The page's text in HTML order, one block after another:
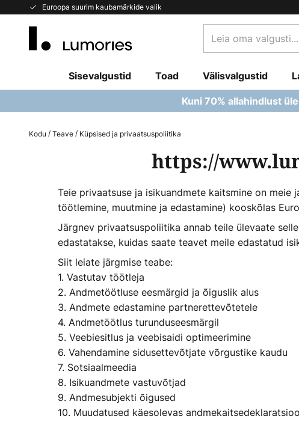
Euroopa suurim kaubamärkide valik
Skip
oma
Sisevalgustid Toad Välisvalgustid
Kuni 70% allahindlust
Kodu Teave Küpsised ja privaatsuspoliitika
https://
Teie privaatsuse ja isikuandmete kaitsmine on
töötlemine, muutmine ja edastamine) kooskõlas
Järgnev privaatsuspoliitika annab teile ülevaate
edastatakse, kuidas saate teavet meile edastatud
Siit leiate järgmise teabe:
1. Vastutav töötleja
2. Andmetöötluse eesmärgid ja õiguslik alus
3. Andmete edastamine partnerettevõtetele
4. Andmetöötlus turunduseesmärgil
5. Veebiesitlus ja veebisaidi optimeerimine
6. Vahendamine sidusettevõtjate võrgustike kaudu
7. Sotsiaalmeedia
8. Isikuandmete vastuvõtjad
9. Andmesubjekti õigused
10. Muudatused käesolevas